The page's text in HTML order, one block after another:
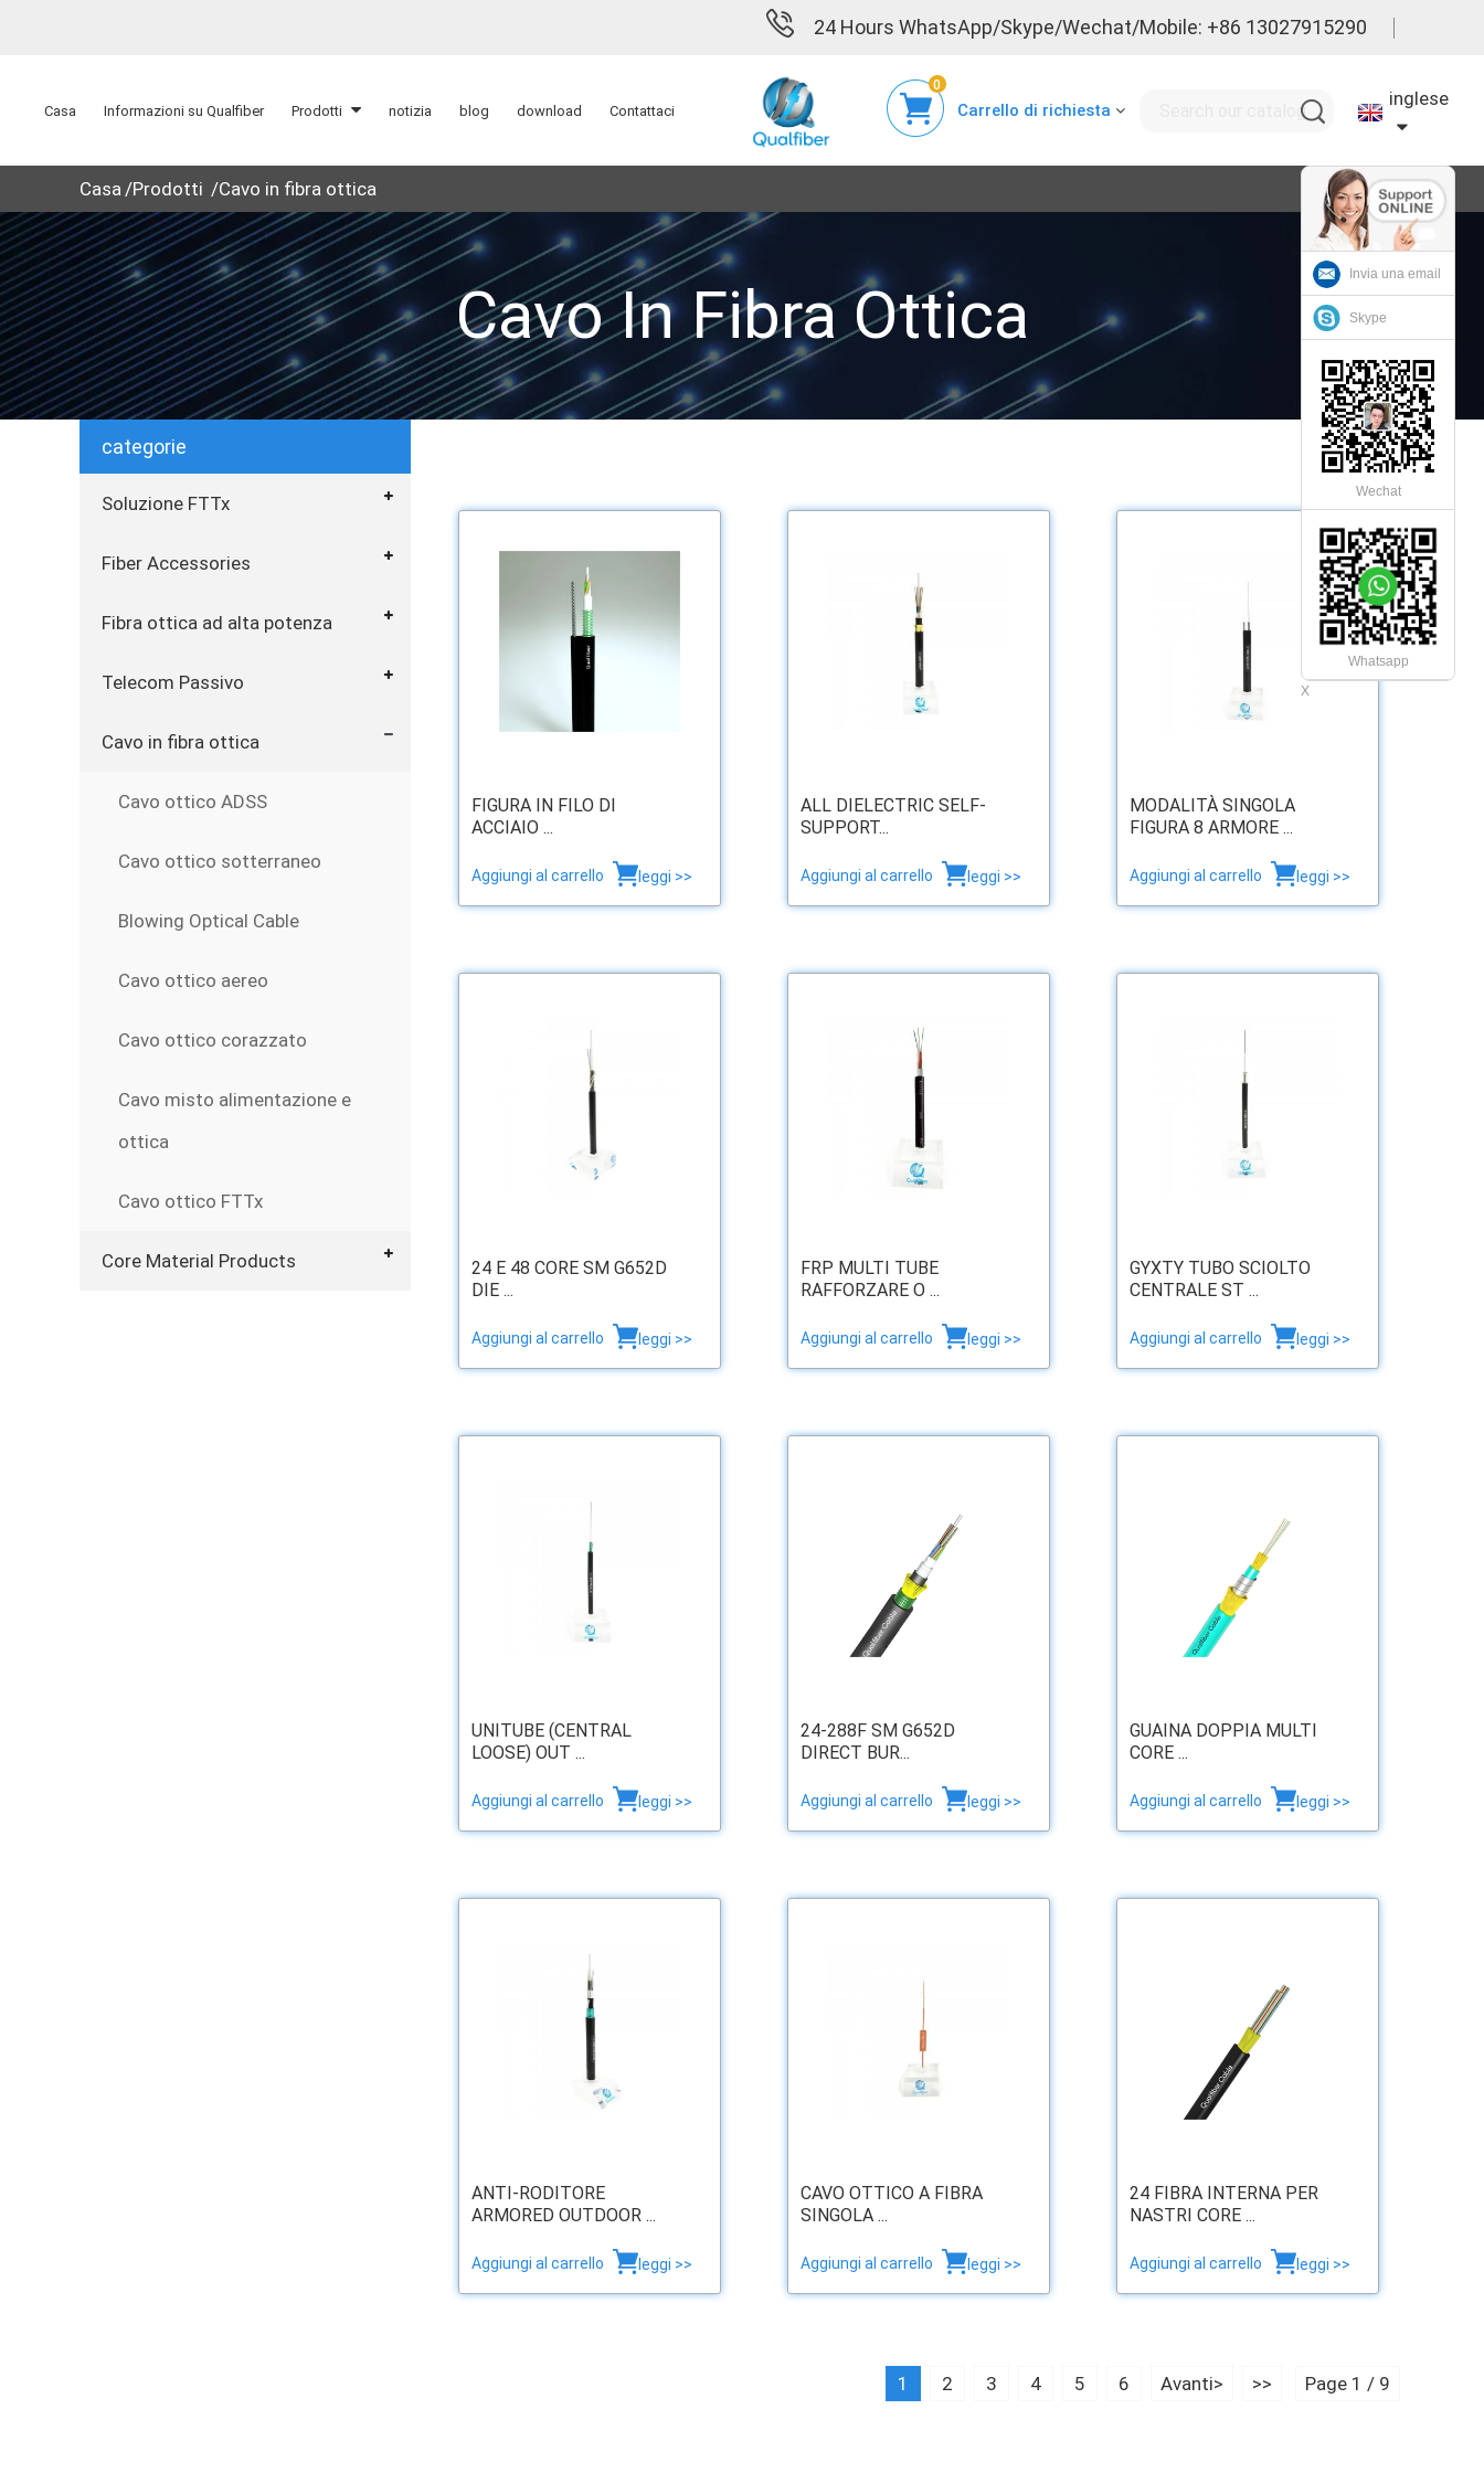
24 Hours WhatsApp/Skype/Wechat/Mobile: +86 13027915290
Casa Informazioni su Qualfiber Prodotti notizia blog download Contattaci Carrello di richiesta
0
inglese
Casa Prodotti Cavo in fibra ottica
Cavo In Fibra Ottica
categorie
Soluzione FTTx
Fiber Accessories
Fibra ottica ad alta potenza
Telecom Passivo
Cavo in fibra ottica
Cavo ottico ADSS
Cavo ottico sotterraneo
Blowing Optical Cable
Cavo ottico aereo
Cavo ottico corazzato
Cavo misto alimentazione e
ottica
Cavo ottico FTTx
Core Material Products
FIGURA IN FILO DI
ACCIAIO ...
Aggiungi al carrello leggi >>
ALL DIELECTRIC SELF-
SUPPORT...
Aggiungi al carrello leggi >>
MODALITÀ SINGOLA
FIGURA 8 ARMORE ...
Aggiungi al carrello leggi >>
24 E 48 CORE SM G652D
DIE ...
Aggiungi al carrello leggi >>
FRP MULTI TUBE
RAFFORZARE O ...
Aggiungi al carrello leggi >>
GYXTY TUBO SCIOLTO
CENTRALE ST ...
Aggiungi al carrello leggi >>
UNITUBE (CENTRAL
LOOSE) OUT ...
Aggiungi al carrello leggi >>
24-288F SM G652D
DIRECT BUR...
Aggiungi al carrello leggi >>
GUAINA DOPPIA MULTI
CORE ...
Aggiungi al carrello leggi >>
ANTI-RODITORE
ARMORED OUTDOOR ...
Aggiungi al carrello leggi >>
CAVO OTTICO A FIBRA
SINGOLA ...
Aggiungi al carrello leggi >>
24 FIBRA INTERNA PER
NASTRI CORE ...
Aggiungi al carrello leggi >>
1 2 3 4 5 6 Avanti> >> Page 1 / 9
Invia una email
Skype
Wechat
Whatsapp
X